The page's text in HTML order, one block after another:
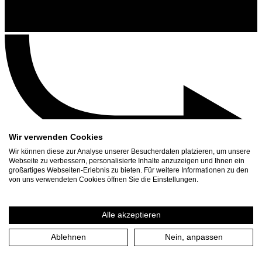
Contact
Press Download
Wir verwenden Cookies
Wir können diese zur Analyse unserer Besucherdaten platzieren, um unsere
Webseite zu verbessern, personalisierte Inhalte anzuzeigen und Ihnen ein
großartiges Webseiten-Erlebnis zu bieten. Für weitere Informationen zu den
von uns verwendeten Cookies öffnen Sie die Einstellungen.
Alle akzeptieren
Ablehnen Nein, anpassen